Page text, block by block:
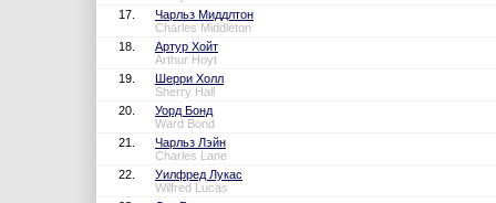
17.
Чарльз Миддлтон
Charles Middleton
18.
Артур Хойт
Arthur Hoyt
19.
Шерри Холл
Sherry Hall
20.
Уорд Бонд
Ward Bond
21.
Чарльз Лэйн
Charles Lane
22.
Уилфред Лукас
Wilfred Lucas